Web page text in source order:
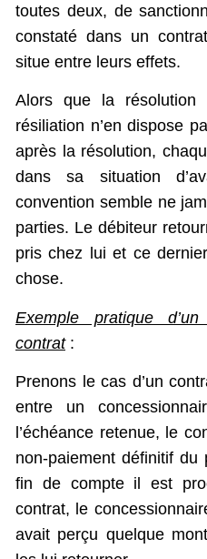
toutes deux, de
constaté dans un
situe entre leurs effets.
Alors que la
résiliation n’en dispose
après la résolution,
dans sa situation
convention semble ne
parties. Le débiteur
pris chez lui et ce
chose.
Exemple pratique
contrat:
Prenons le cas d’un
entre un
l’échéance retenue, le
non-paiement définitif du
fin de compte il est
contrat, le
avait perçu quelque